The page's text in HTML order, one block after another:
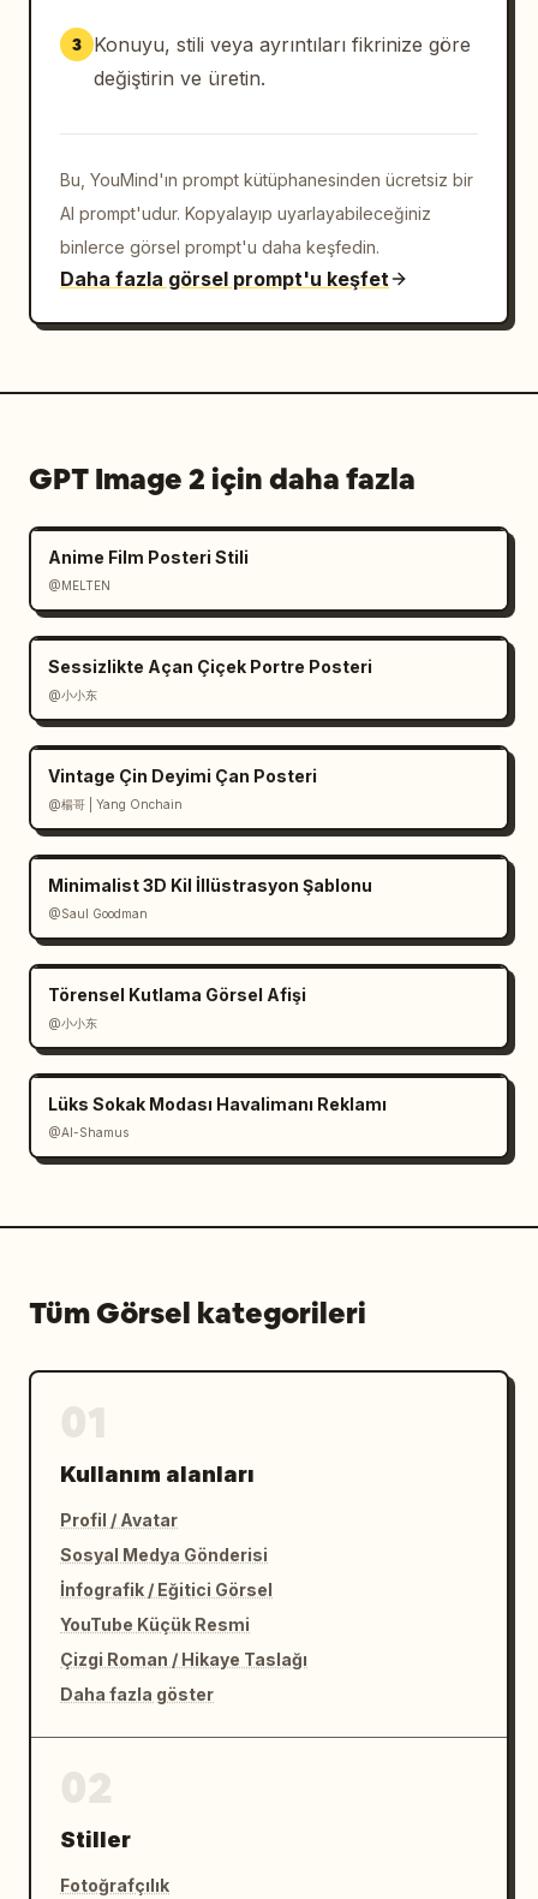
3
Konuyu, stili veya ayrıntıları fikrinize göre
değiştirin ve üretin.
Bu, YouMind'ın prompt kütüphanesinden ücretsiz bir
AI prompt'udur. Kopyalayıp uyarlayabileceğiniz
binlerce görsel prompt'u daha keşfedin.
Daha fazla görsel prompt'u keşfet
GPT Image 2 için daha fazla
Anime Film Posteri Stili
@MELTEN
Sessizlikte Açan Çiçek Portre Posteri
@小小东
Vintage Çin Deyimi Çan Posteri
@楊哥 | Yang Onchain
Minimalist 3D Kil İllüstrasyon Şablonu
@Saul Goodman
Törensel Kutlama Görsel Afişi
@小小东
Lüks Sokak Modası Havalimanı Reklamı
@Al-Shamus
Tüm Görsel kategorileri
Kullanım alanları
Profil / Avatar
Sosyal Medya Gönderisi
İnfografik / Eğitici Görsel
YouTube Küçük Resmi
Çizgi Roman / Hikaye Taslağı
Daha fazla göster
Stiller
Fotoğrafçılık